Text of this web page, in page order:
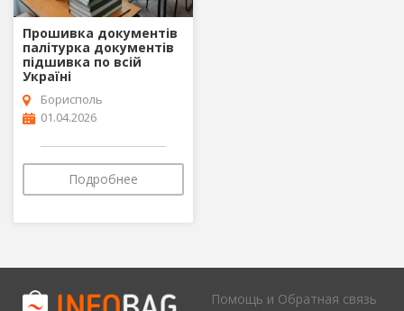
Прошивка документів
палітурка документів
підшивка по всій
Україні
Борисполь
01.04.2026
Подробнее
Помощь и Обратная связь